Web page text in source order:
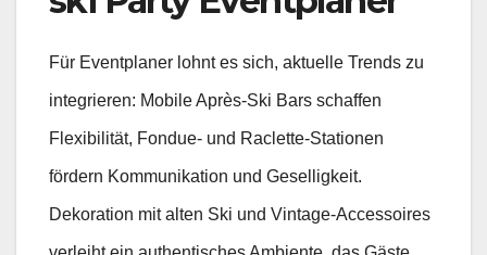
Für Eventplaner lohnt es sich, aktuelle Trends zu
integrieren: Mobile Après-Ski Bars schaffen
Flexibilität, Fondue- und Raclette-Stationen
fördern Kommunikation und Geselligkeit.
Dekoration mit alten Ski und Vintage-Accessoires